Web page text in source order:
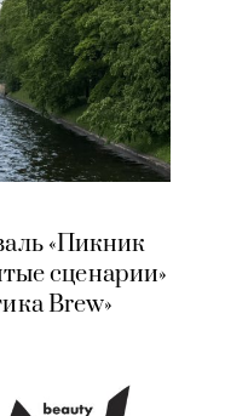
«Пикник
сценарии»
Brew»